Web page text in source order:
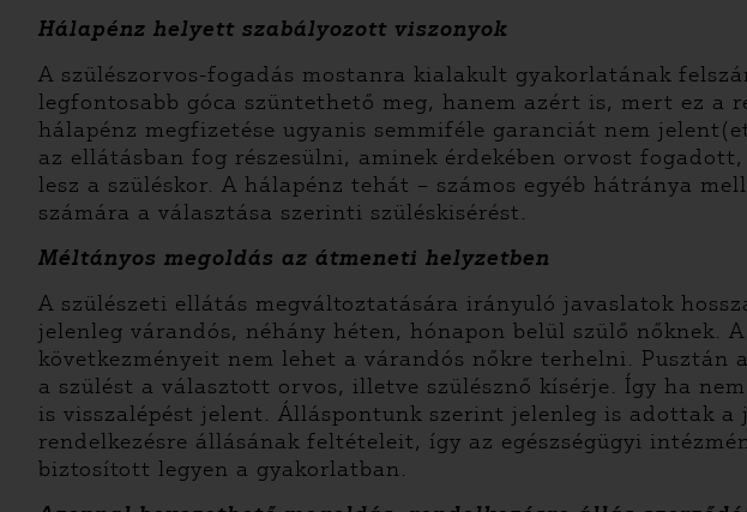
Hálapénz helyett szabályozott viszonyok
A szülészorvos-fogadás mostanra kialakult gyakorlatának
legfontosabb góca szüntethető meg, hanem azért is, mert ez
hálapénz megfizetése ugyanis semmiféle garanciát nem
az ellátásban fog részesülni, aminek érdekében orvost
lesz a szüléskor. A hálapénz tehát – számos egyéb hátránya
számára a választása szerinti szüléskisérést.
Méltányos megoldás az átmeneti helyzetben
A szülészeti ellátás megváltoztatására irányuló javaslatok
jelenleg várandós, néhány héten, hónapon belül szülő nőknek.
következményeit nem lehet a várandós nőkre terhelni. Pusztán
a szülést a választott orvos, illetve szülésznő kísérje. Így ha
is visszalépést jelent. Álláspontunk szerint jelenleg is adottak
rendelkezésre állásának feltételeit, így az egészségügyi
biztosított legyen a gyakorlatban.